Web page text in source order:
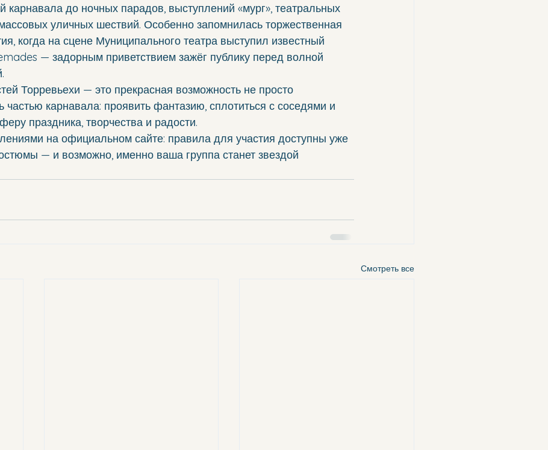
карнавала до ночных парадов, выступлений «мург», театральных
уличных шествий. Особенно запомнилась торжественная
когда на сцене Муниципального театра выступил известный
— задорным приветствием зажёг публику перед волной
Торревьехи — это прекрасная возможность не просто
частью карнавала: проявить фантазию, сплотиться с соседями и
праздника, творчества и радости.
на официальном сайте: правила для участия доступны уже
— и возможно, именно ваша группа станет звездой
Смотреть все